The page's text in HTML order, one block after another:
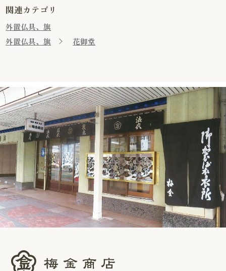
関連カテゴリ
外置仏具、旗
外置仏具、旗
花御堂